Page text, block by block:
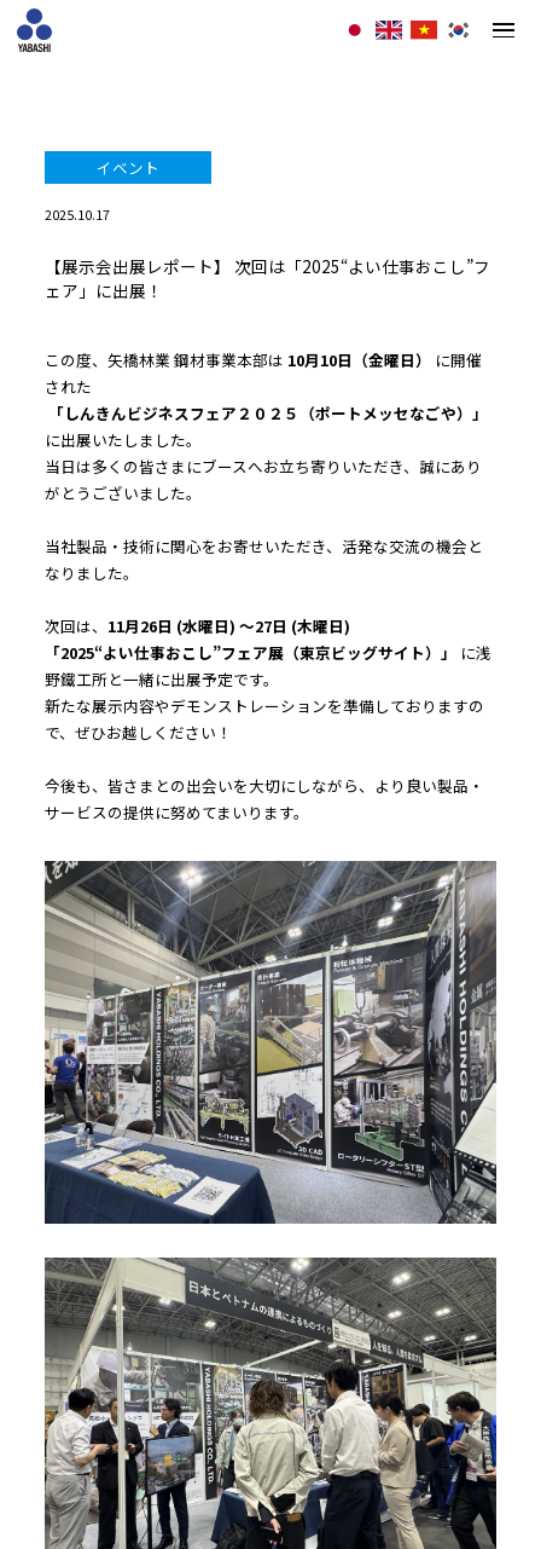
イベント
2025.10.17
【展示会出展レポート】 次回は「2025“よい仕事おこし”フ
ェア」に出展！
この度、矢橋林業 鋼材事業本部は 10月10日（金曜日）
に開催
された
「しんきんビジネスフェア２０２５（ポートメッセなごや）」
に出展いたしました。
当日は多くの皆さまにブースへお立ち寄りいただき、誠にあり
がとうございました。
当社製品・技術に関心をお寄せいただき、活発な交流の機会と
なりました。
次回は、 11月26日 (水曜日) ～27日 (木曜日)
「2025“よい仕事おこし”フェア展（東京ビッグサイト）」
に浅
野鐵工所と一緒に出展予定です。
新たな展示内容やデモンストレーションを準備しておりますの
で、ぜひお越しください！
今後も、皆さまとの出会いを大切にしながら、より良い製品・
サービスの提供に努めてまいります。